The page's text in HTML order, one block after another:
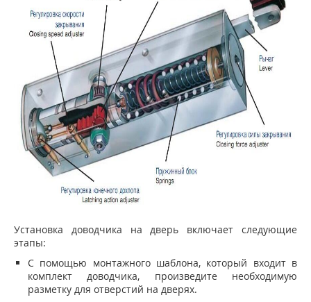
Установка доводчика на дверь включает следующие
этапы:
С помощью монтажного шаблона, который входит в
комплект доводчика, произведите необходимую
разметку для отверстий на дверях.